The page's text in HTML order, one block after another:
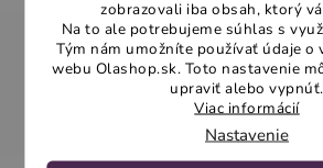
zobrazovali iba obsah, ktorý
Na to ale potrebujeme súhlas s
Tým nám umožníte používať údaje o
webu Olashop.sk. Toto nastavenie
upraviť alebo vypnúť.
Viac informácií
Nastavenie